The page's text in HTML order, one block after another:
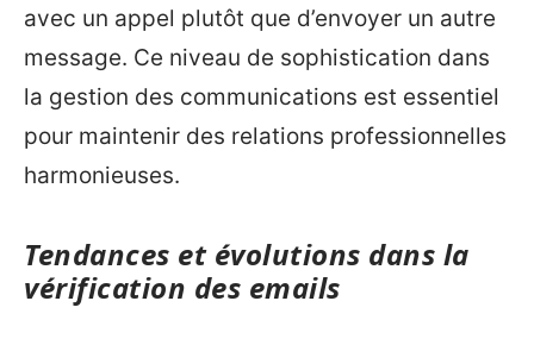
avec un appel plutôt que d’envoyer un autre
message. Ce niveau de sophistication dans
la gestion des communications est essentiel
pour maintenir des relations professionnelles
harmonieuses.
Tendances et évolutions dans la
vérification des emails